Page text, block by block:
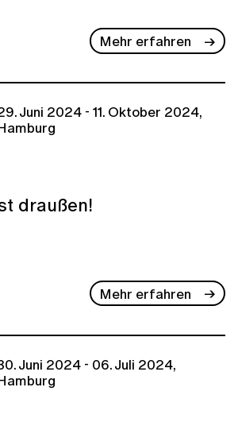
Mehr erfahren
Juni 2024 - 11. Oktober 2024,
draußen!
Mehr erfahren
Juni 2024 - 06. Juli 2024,